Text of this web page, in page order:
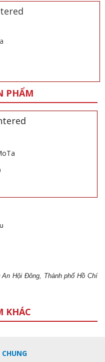
PHẨM
Hội Đông, Thành phố Hồ Chí
KHÁC